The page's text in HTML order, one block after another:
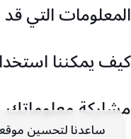
المعلومات التي
كيف يمكننا
مشاركة معلوماتك
ساعدنا لتحسين